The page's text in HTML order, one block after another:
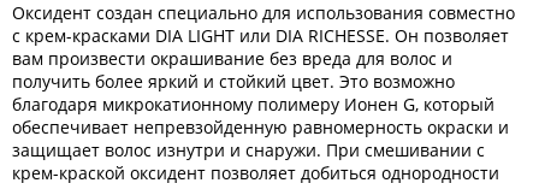
Оксидент создан специально для использования совместно
с крем-красками DIA LIGHT или DIA RICHESSE. Он позволяет
вам произвести окрашивание без вреда для волос и
получить более яркий и стойкий цвет. Это возможно
благодаря микрокатионному полимеру Ионен G, который
обеспечивает непревзойденную равномерность окраски и
защищает волос изнутри и снаружи. При смешивании с
крем-краской оксидент позволяет добиться однородности